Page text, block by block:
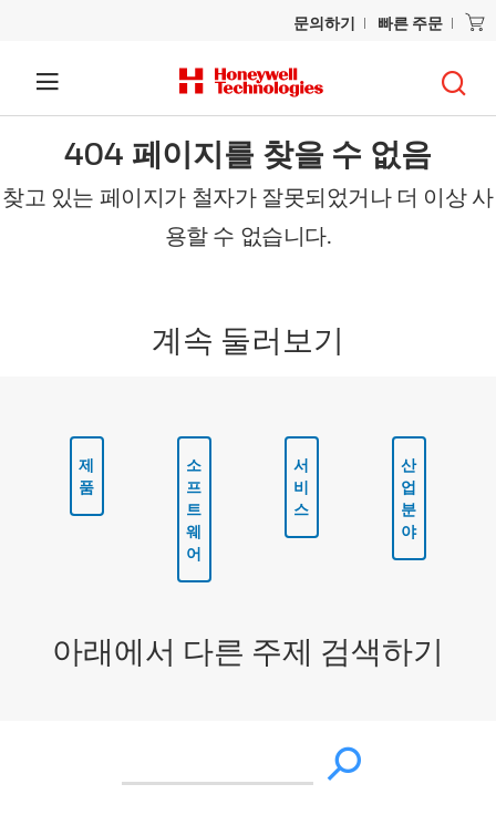
문의하기 빠른 주문
404 페이지를 찾을 수 없음
찾고 있는 페이지가 철자가 잘못되었거나 더 이상 사
용할 수 없습니다.
계속 둘러보기
제
품
소
프
트
웨
어
서
비
스
산
업
분
야
아래에서 다른 주제 검색하기